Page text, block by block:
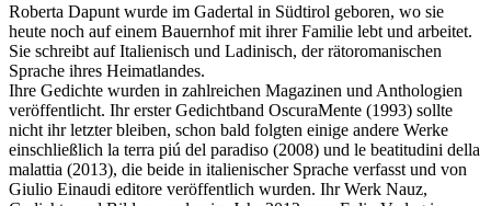
Roberta Dapunt wurde im Gadertal in Südtirol geboren, wo sie
heute noch auf einem Bauernhof mit ihrer Familie lebt und arbeitet.
Sie schreibt auf Italienisch und Ladinisch, der rätoromanischen
Sprache ihres Heimatlandes.
Ihre Gedichte wurden in zahlreichen Magazinen und Anthologien
veröffentlicht. Ihr erster Gedichtband OscuraMente (1993) sollte
nicht ihr letzter bleiben, schon bald folgten einige andere Werke
einschließlich la terra piú del paradiso (2008) und le beatitudini della
malattia (2013), die beide in italienischer Sprache verfasst und von
Giulio Einaudi editore veröffentlich wurden. Ihr Werk Nauz,